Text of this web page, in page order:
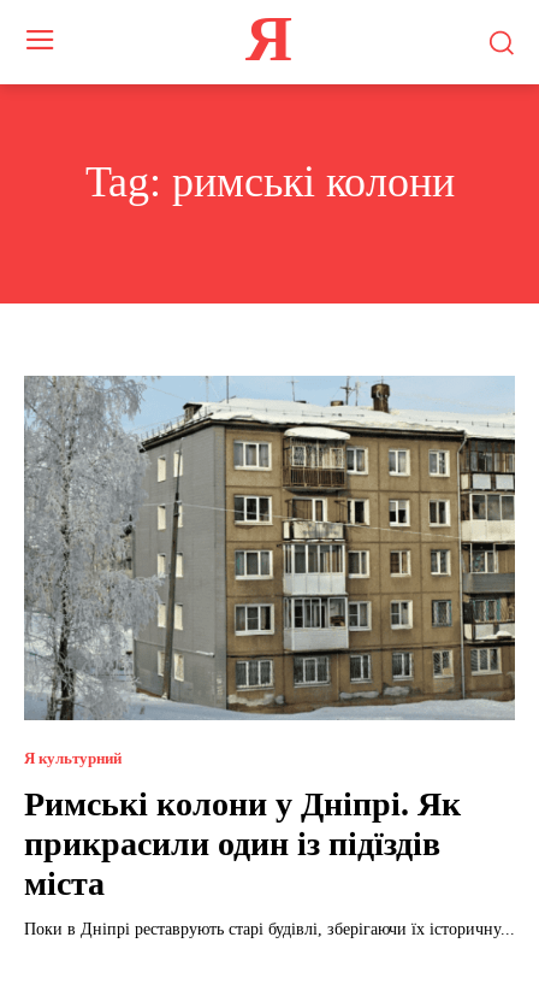
Я
Tag: римські колони
Я культурний
Римські колони у Дніпрі. Як
прикрасили один із підїздів
міста
Поки в Дніпрі реставрують старі будівлі, зберігаючи їх історичну...